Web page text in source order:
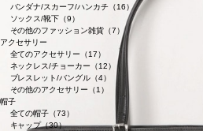
バンダナ/スカーフ/ハンカチ（16）
ソックス/靴下（9）
その他のファッション雑貨（7）
アクセサリー
全てのアクセサリー（17）
ネックレス/チョーカー（12）
ブレスレット/バングル（4）
その他のアクセサリー（1）
帽子
全ての帽子（73）
キャップ（30）